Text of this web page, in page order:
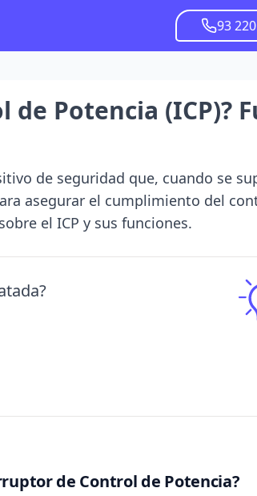
93
Potencia (ICP)?
de seguridad que, cuando se
asegurar el cumplimiento del
el ICP y sus funciones.
de Control de Potencia?